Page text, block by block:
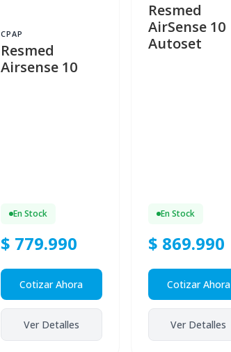
CPAP
Resmed
Airsense 10
En Stock
$ 779.990
Cotizar Ahora
Ver Detalles
Resmed
AirSense 10
Autoset
En Stock
$ 869.990
Cotizar Ahora
Ver Detalles